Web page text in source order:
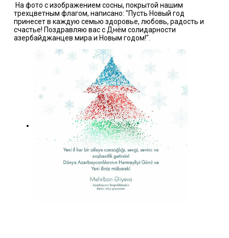
На фото с изображением сосны, покрытой нашим
трехцветным флагом, написано: "Пусть Новый год
принесет в каждую семью здоровье, любовь, радость и
счастье! Поздравляю вас с Днём солидарности
азербайджанцев мира и Новым годом!".